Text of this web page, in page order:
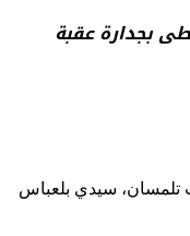
بجدارة عقبة
كأس العرب (اواسط)، المسماة آنذاك “كأس فلسطين”، والتي جرت بالجزائر سنة 1985 بكل من ملاعب تلمسان، سيدي بلعباس